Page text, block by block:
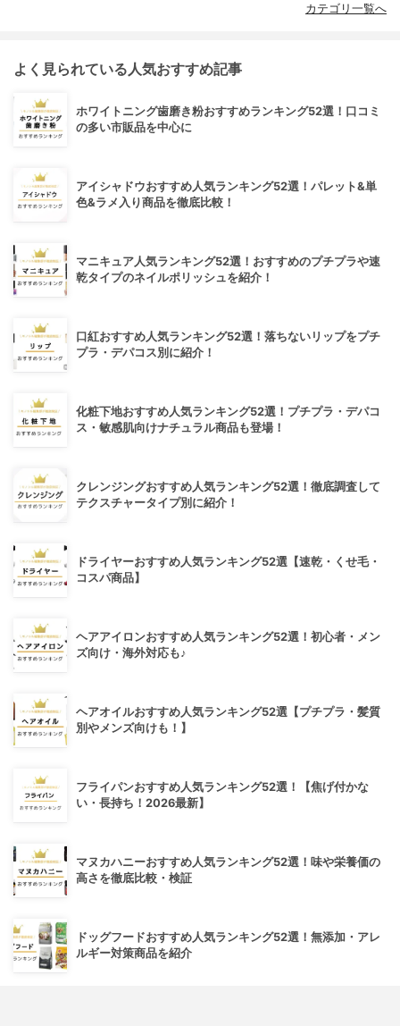
カテゴリ一覧へ
よく見られている人気おすすめ記事
ホワイトニング歯磨き粉おすすめランキング52選！口コミ
の多い市販品を中心に
アイシャドウおすすめ人気ランキング52選！パレット&単
色&ラメ入り商品を徹底比較！
マニキュア人気ランキング52選！おすすめのプチプラや速
乾タイプのネイルポリッシュを紹介！
口紅おすすめ人気ランキング52選！落ちないリップをプチ
プラ・デパコス別に紹介！
化粧下地おすすめ人気ランキング52選！プチプラ・デパコ
ス・敏感肌向けナチュラル商品も登場！
クレンジングおすすめ人気ランキング52選！徹底調査して
テクスチャータイプ別に紹介！
ドライヤーおすすめ人気ランキング52選【速乾・くせ毛・
コスパ商品】
ヘアアイロンおすすめ人気ランキング52選！初心者・メン
ズ向け・海外対応も♪
ヘアオイルおすすめ人気ランキング52選【プチプラ・髪質
別やメンズ向けも！】
フライパンおすすめ人気ランキング52選！【焦げ付かな
い・長持ち！2026最新】
マヌカハニーおすすめ人気ランキング52選！味や栄養価の
高さを徹底比較・検証
ドッグフードおすすめ人気ランキング52選！無添加・アレ
ルギー対策商品を紹介